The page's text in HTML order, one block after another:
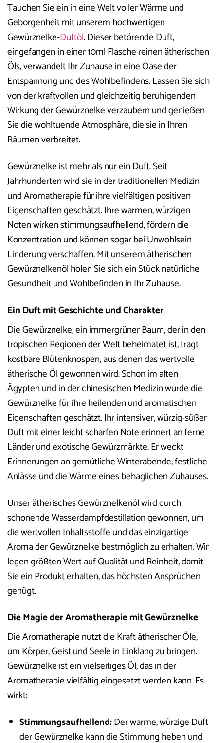
Tauchen Sie ein in eine Welt voller Wärme und
Geborgenheit mit unserem hochwertigen
Gewürznelke-Duftöl. Dieser betörende Duft,
eingefangen in einer 10ml Flasche reinen ätherischen
Öls, verwandelt Ihr Zuhause in eine Oase der
Entspannung und des Wohlbefindens. Lassen Sie sich
von der kraftvollen und gleichzeitig beruhigenden
Wirkung der Gewürznelke verzaubern und genießen
Sie die wohltuende Atmosphäre, die sie in Ihren
Räumen verbreitet.
Gewürznelke ist mehr als nur ein Duft. Seit
Jahrhunderten wird sie in der traditionellen Medizin
und Aromatherapie für ihre vielfältigen positiven
Eigenschaften geschätzt. Ihre warmen, würzigen
Noten wirken stimmungsaufhellend, fördern die
Konzentration und können sogar bei Unwohlsein
Linderung verschaffen. Mit unserem ätherischen
Gewürznelkenöl holen Sie sich ein Stück natürliche
Gesundheit und Wohlbefinden in Ihr Zuhause.
Ein Duft mit Geschichte und Charakter
Die Gewürznelke, ein immergrüner Baum, der in den
tropischen Regionen der Welt beheimatet ist, trägt
kostbare Blütenknospen, aus denen das wertvolle
ätherische Öl gewonnen wird. Schon im alten
Ägypten und in der chinesischen Medizin wurde die
Gewürznelke für ihre heilenden und aromatischen
Eigenschaften geschätzt. Ihr intensiver, würzig-süßer
Duft mit einer leicht scharfen Note erinnert an ferne
Länder und exotische Gewürzmärkte. Er weckt
Erinnerungen an gemütliche Winterabende, festliche
Anlässe und die Wärme eines behaglichen Zuhauses.
Unser ätherisches Gewürznelkenöl wird durch
schonende Wasserdampfdestillation gewonnen, um
die wertvollen Inhaltsstoffe und das einzigartige
Aroma der Gewürznelke bestmöglich zu erhalten. Wir
legen größten Wert auf Qualität und Reinheit, damit
Sie ein Produkt erhalten, das höchsten Ansprüchen
genügt.
Die Magie der Aromatherapie mit Gewürznelke
Die Aromatherapie nutzt die Kraft ätherischer Öle,
um Körper, Geist und Seele in Einklang zu bringen.
Gewürznelke ist ein vielseitiges Öl, das in der
Aromatherapie vielfältig eingesetzt werden kann. Es
wirkt:
Stimmungsaufhellend:Der warme, würzige Duft
der Gewürznelke kann die Stimmung heben und